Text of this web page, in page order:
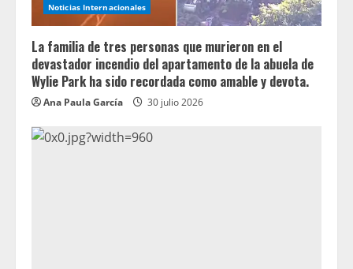
Noticias Internacionales
La familia de tres personas que murieron en el
devastador incendio del apartamento de la abuela de
Wylie Park ha sido recordada como amable y devota.
Ana Paula García 30 julio 2026